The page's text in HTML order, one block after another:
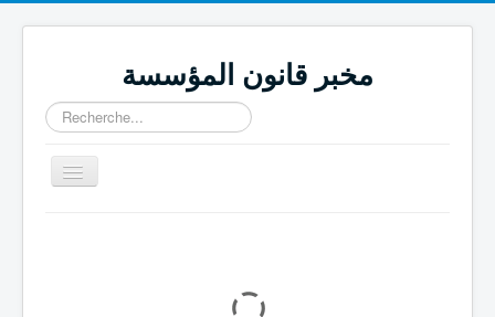
مخبر قانون المؤسسة
Rechercher
Basculer
la